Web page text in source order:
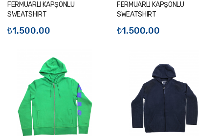
FERMUARLI KAPŞONLU
SWEATSHIRT
₺1.500,00
FERMUARLI KAPŞONLU
SWEATSHIRT
₺1.500,00